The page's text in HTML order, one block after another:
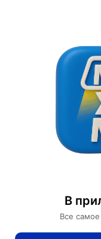
В
Все
Категории
Запчасти к люстрам